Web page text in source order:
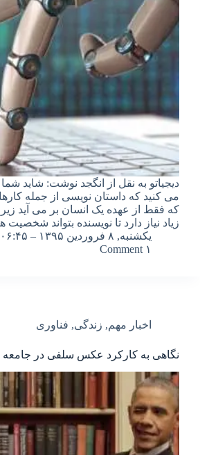
دیجیاتو به نقل از انگجد نوشت: شاید
می کنید که داستان نویسی از جمله
که فقط از عهده یک انسان بر می آید
زیاد نیاز دارد تا نویسنده بتواند شخصیت
یکشنبه, ۸ فروردین ۱۳۹۵ – ۰۶:۴۵
۱ Comment
اخبار مهم, زندگی, فناوری
نگاهی به کارکرد عکس سلفی در جامعه